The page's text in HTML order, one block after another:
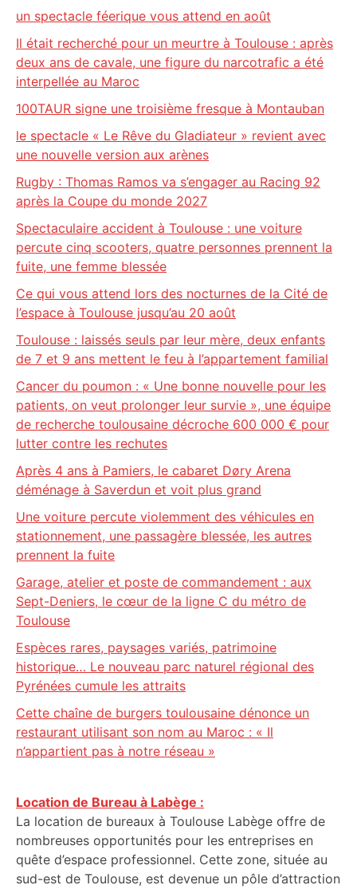
un spectacle féerique vous attend en août
Il était recherché pour un meurtre à Toulouse : après
deux ans de cavale, une figure du narcotrafic a été
interpellée au Maroc
100TAUR signe une troisième fresque à Montauban
le spectacle « Le Rêve du Gladiateur » revient avec
une nouvelle version aux arènes
Rugby : Thomas Ramos va s’engager au Racing 92
après la Coupe du monde 2027
Spectaculaire accident à Toulouse : une voiture
percute cinq scooters, quatre personnes prennent la
fuite, une femme blessée
Ce qui vous attend lors des nocturnes de la Cité de
l’espace à Toulouse jusqu’au 20 août
Toulouse : laissés seuls par leur mère, deux enfants
de 7 et 9 ans mettent le feu à l’appartement familial
Cancer du poumon : « Une bonne nouvelle pour les
patients, on veut prolonger leur survie », une équipe
de recherche toulousaine décroche 600 000 € pour
lutter contre les rechutes
Après 4 ans à Pamiers, le cabaret Døry Arena
déménage à Saverdun et voit plus grand
Une voiture percute violemment des véhicules en
stationnement, une passagère blessée, les autres
prennent la fuite
Garage, atelier et poste de commandement : aux
Sept-Deniers, le cœur de la ligne C du métro de
Toulouse
Espèces rares, paysages variés, patrimoine
historique… Le nouveau parc naturel régional des
Pyrénées cumule les attraits
Cette chaîne de burgers toulousaine dénonce un
restaurant utilisant son nom au Maroc : « Il
n’appartient pas à notre réseau »
Location de Bureau à Labège :
La location de bureaux à Toulouse Labège offre de
nombreuses opportunités pour les entreprises en
quête d’espace professionnel. Cette zone, située au
sud-est de Toulouse, est devenue un pôle d’attraction